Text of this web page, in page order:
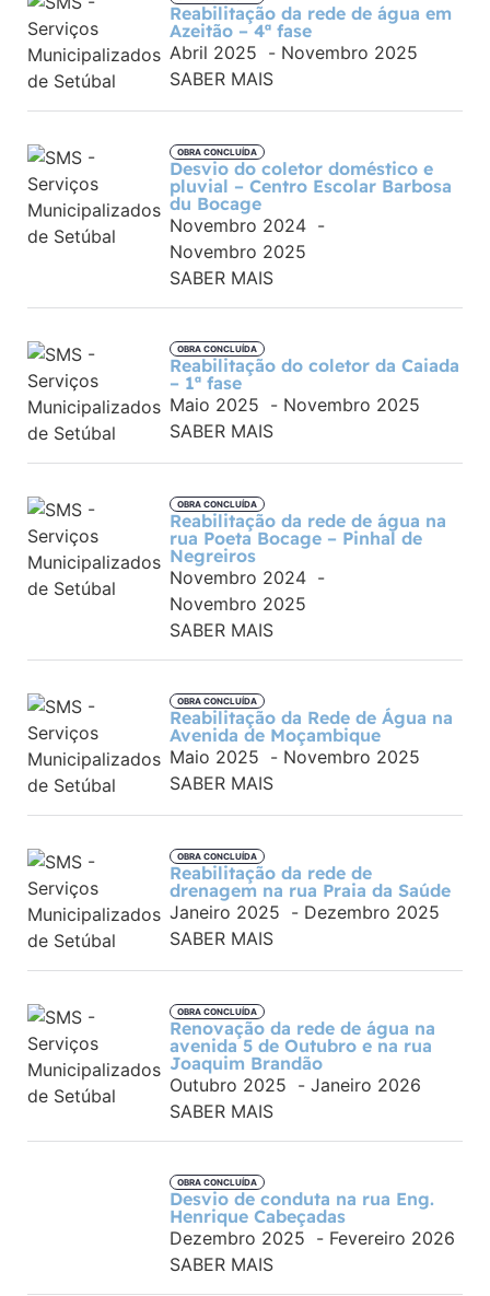
Reabilitação da rede de água em
Azeitão – 4ª fase
Abril 2025 - Novembro 2025
SABER MAIS
OBRA CONCLUÍDA
Desvio do coletor doméstico e
pluvial – Centro Escolar Barbosa
du Bocage
Novembro 2024 -
Novembro 2025
SABER MAIS
OBRA CONCLUÍDA
Reabilitação do coletor da Caiada
– 1ª fase
Maio 2025 - Novembro 2025
SABER MAIS
OBRA CONCLUÍDA
Reabilitação da rede de água na
rua Poeta Bocage – Pinhal de
Negreiros
Novembro 2024 -
Novembro 2025
SABER MAIS
OBRA CONCLUÍDA
Reabilitação da Rede de Água na
Avenida de Moçambique
Maio 2025 - Novembro 2025
SABER MAIS
OBRA CONCLUÍDA
Reabilitação da rede de
drenagem na rua Praia da Saúde
Janeiro 2025 - Dezembro 2025
SABER MAIS
OBRA CONCLUÍDA
Renovação da rede de água na
avenida 5 de Outubro e na rua
Joaquim Brandão
Outubro 2025 - Janeiro 2026
SABER MAIS
OBRA CONCLUÍDA
Desvio de conduta na rua Eng.
Henrique Cabeçadas
Dezembro 2025 - Fevereiro 2026
SABER MAIS